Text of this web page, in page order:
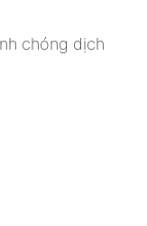
chóng dịch